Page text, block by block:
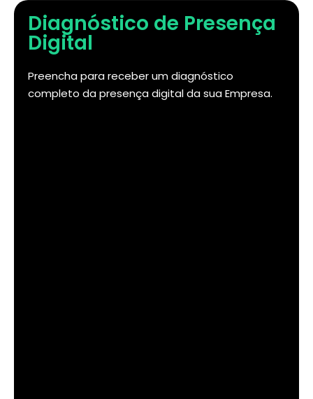
Diagnóstico de Presença
Digital
Preencha para receber um diagnóstico
completo da presença digital da sua Empresa.